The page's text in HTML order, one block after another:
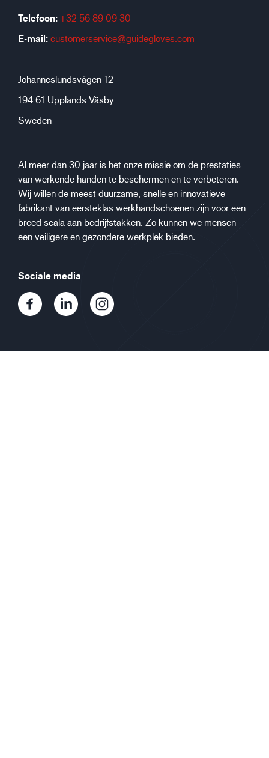
Telefoon: +32 56 89 09 30
E-mail: customerservice@guidegloves.com
Johanneslundsvägen 12
194 61 Upplands Väsby
Sweden
Al meer dan 30 jaar is het onze missie om de prestaties
van werkende handen te beschermen en te verbeteren.
Wij willen de meest duurzame, snelle en innovatieve
fabrikant van eersteklas werkhandschoenen zijn voor een
breed scala aan bedrijfstakken. Zo kunnen we mensen
een veiligere en gezondere werkplek bieden.
Sociale media